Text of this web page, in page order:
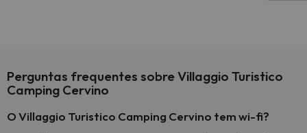
Perguntas frequentes sobre Villaggio Turistico
Camping Cervino
O Villaggio Turistico Camping Cervino tem wi-fi?